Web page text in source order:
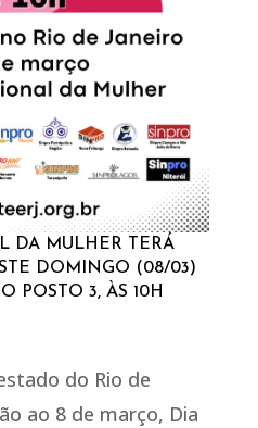
DA MULHER TERÁ
DOMINGO (08/03)
POSTO 3, ÀS 10H
do Rio de
ao 8 de março, Dia